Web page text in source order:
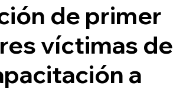
de primer
víctimas de
a